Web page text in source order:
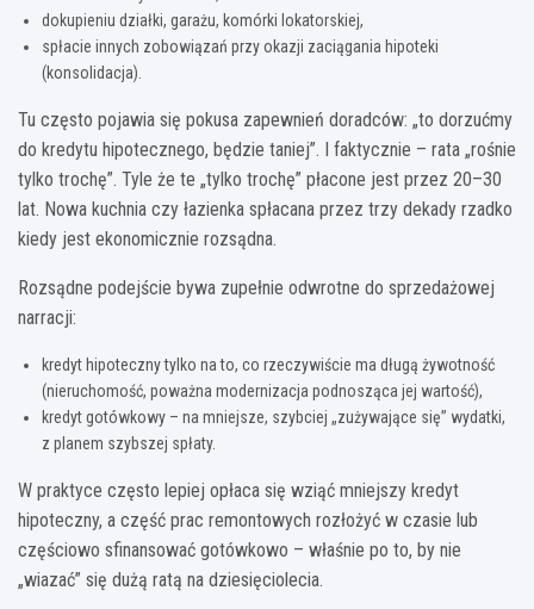
dokupieniu działki, garażu, komórki lokatorskiej,
spłacie innych zobowiązań przy okazji zaciągania hipoteki
(konsolidacja).
Tu często pojawia się pokusa zapewnień doradców: „to dorzućmy
do kredytu hipotecznego, będzie taniej”. I faktycznie – rata „rośnie
tylko trochę”. Tyle że te „tylko trochę” płacone jest przez 20–30
lat. Nowa kuchnia czy łazienka spłacana przez trzy dekady rzadko
kiedy jest ekonomicznie rozsądna.
Rozsądne podejście bywa zupełnie odwrotne do sprzedażowej
narracji:
kredyt hipoteczny tylko na to, co rzeczywiście ma długą żywotność
(nieruchomość, poważna modernizacja podnosząca jej wartość),
kredyt gotówkowy – na mniejsze, szybciej „zużywające się” wydatki,
z planem szybszej spłaty.
W praktyce często lepiej opłaca się wziąć mniejszy kredyt
hipoteczny, a część prac remontowych rozłożyć w czasie lub
częściowo sfinansować gotówkowo – właśnie po to, by nie
„wiazać” się dużą ratą na dziesięciolecia.